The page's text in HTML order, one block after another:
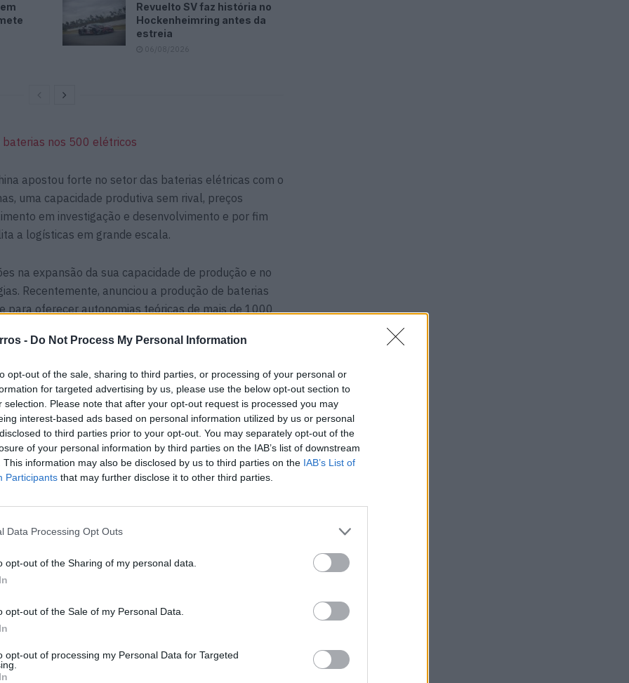
- Do Not Process My Personal Information
opt-out of the sale, sharing to third parties, or processing of your personal or
for targeted advertising by us, please use the below opt-out section to
selection. Please note that after your opt-out request is processed you may
interest-based ads based on personal information utilized by us or personal
to third parties prior to your opt-out. You may separately opt-out of the
of your personal information by third parties on the IAB’s list of downstream
This information may also be disclosed by us to third parties on the IAB’s List of
Participants that may further disclose it to other third parties.
Data Processing Opt Outs
opt-out of the Sharing of my personal data.
opt-out of the Sale of my Personal Data.
opt-out of processing my Personal Data for Targeted
Revuelto SV faz história no
Hockenheimring antes da
estreia
nos 500 elétricos
apostou forte no setor das baterias elétricas com o
uma capacidade produtiva sem rival, preços
em investigação e desenvolvimento e por fim
a logísticas em grande escala.
na expansão da sua capacidade de produção e no
Recentemente, anunciou a produção de baterias
para oferecer autonomias teóricas de mais de 1000
de baterias de
extremas e menor dependência do lítio.
fabricantes internacionais
garantir um fluxo constante de encomendas a